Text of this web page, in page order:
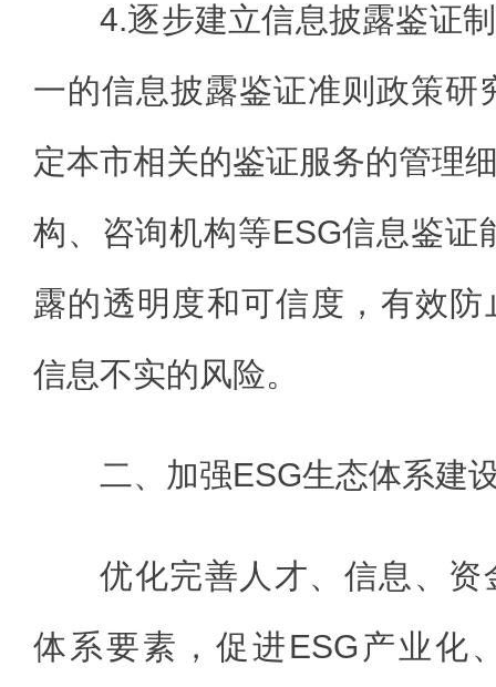
4.逐步建立信息披露鉴证
一的信息披露鉴证准则政策研
定本市相关的鉴证服务的管理
构、咨询机构等ESG信息鉴证
露的透明度和可信度，有效
信息不实的风险。
二、加强ESG生态体系建
优化完善人才、信息、资
体系要素，促进ESG产业化